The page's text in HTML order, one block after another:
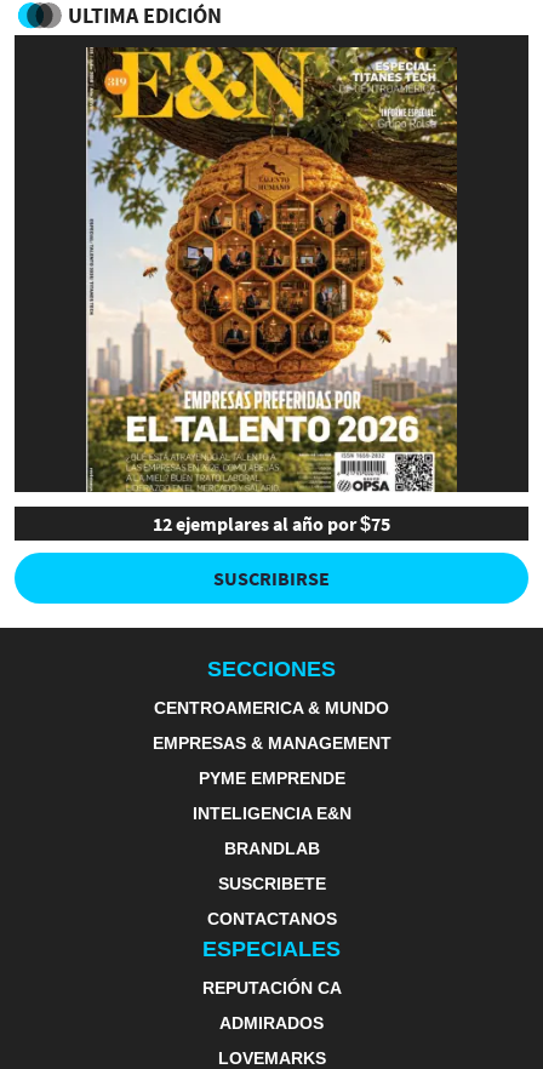
ULTIMA EDICIÓN
12 ejemplares al año por $75
SUSCRIBIRSE
SECCIONES
CENTROAMERICA & MUNDO
EMPRESAS & MANAGEMENT
PYME EMPRENDE
INTELIGENCIA E&N
BRANDLAB
SUSCRIBETE
CONTACTANOS
ESPECIALES
REPUTACIÓN CA
ADMIRADOS
LOVEMARKS